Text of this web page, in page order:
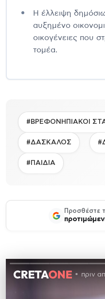
Η έλλειψη
αυξημένο
οικογένειες που
τομέα.
#ΒΡΕΦΟΝΗΠΙΑΚΟΙ
#ΔΑΣΚΑΛΟΣ
#ΠΑΙΔΙΑ
Προσθέστε
πριν